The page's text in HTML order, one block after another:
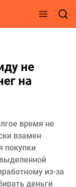
не
на
время не
взамен
покупки
из-за
деньги